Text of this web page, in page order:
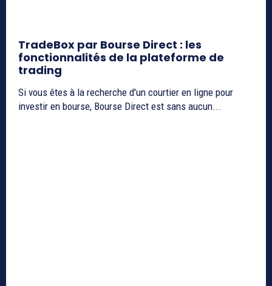
TradeBox par Bourse Direct : les
fonctionnalités de la plateforme de
trading
Si vous êtes à la recherche d'un courtier en ligne pour
investir en bourse, Bourse Direct est sans aucun...